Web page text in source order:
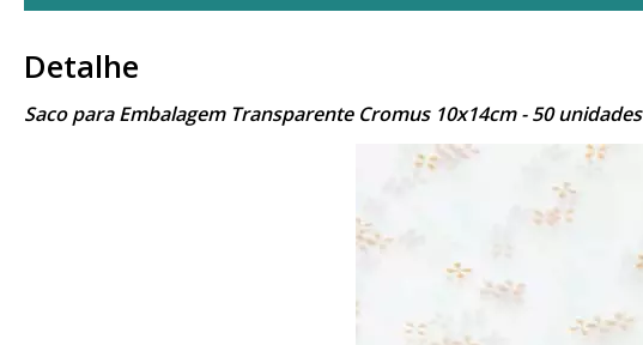
Detalhe
Saco para Embalagem Transparente Cromus 10x14cm - 50 unidades